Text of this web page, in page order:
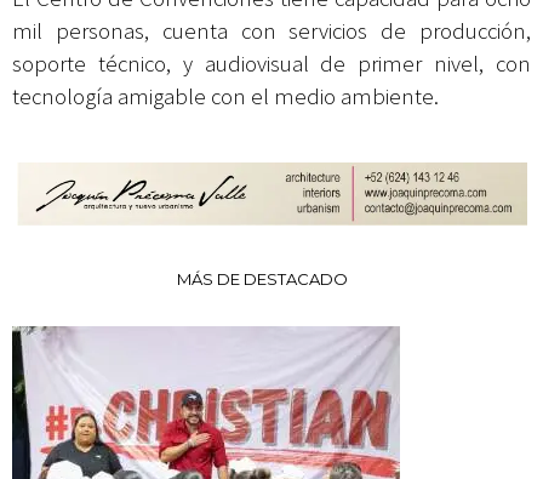
mil personas, cuenta con servicios de producción,
soporte técnico, y audiovisual de primer nivel, con
tecnología amigable con el medio ambiente.
MÁS DE DESTACADO